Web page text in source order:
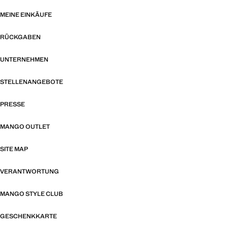
MEINE EINKÄUFE
RÜCKGABEN
UNTERNEHMEN
STELLENANGEBOTE
PRESSE
MANGO OUTLET
SITE MAP
VERANTWORTUNG
MANGO STYLE CLUB
GESCHENKKARTE